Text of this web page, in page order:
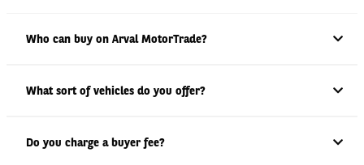
Who can buy on Arval MotorTrade?
What sort of vehicles do you offer?
Do you charge a buyer fee?